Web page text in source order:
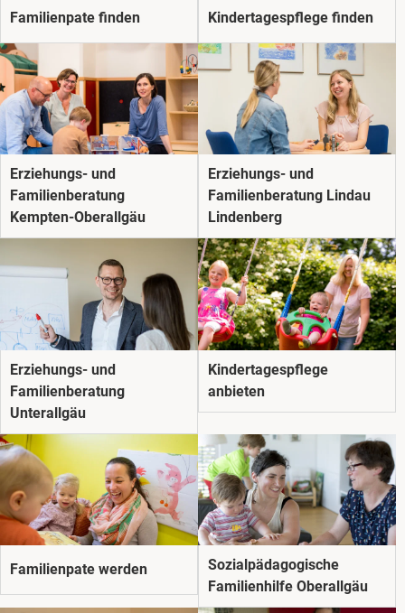
Familienpate finden Kindertagespflege finden
Erziehungs- und
Familienberatung
Kempten-Oberallgäu
Erziehungs- und
Familienberatung Lindau
Lindenberg
Erziehungs- und
Familienberatung
Unterallgäu
Kindertagespflege
anbieten
Familienpate werden
Sozial­pädago­gische
Familienhilfe Oberallgäu